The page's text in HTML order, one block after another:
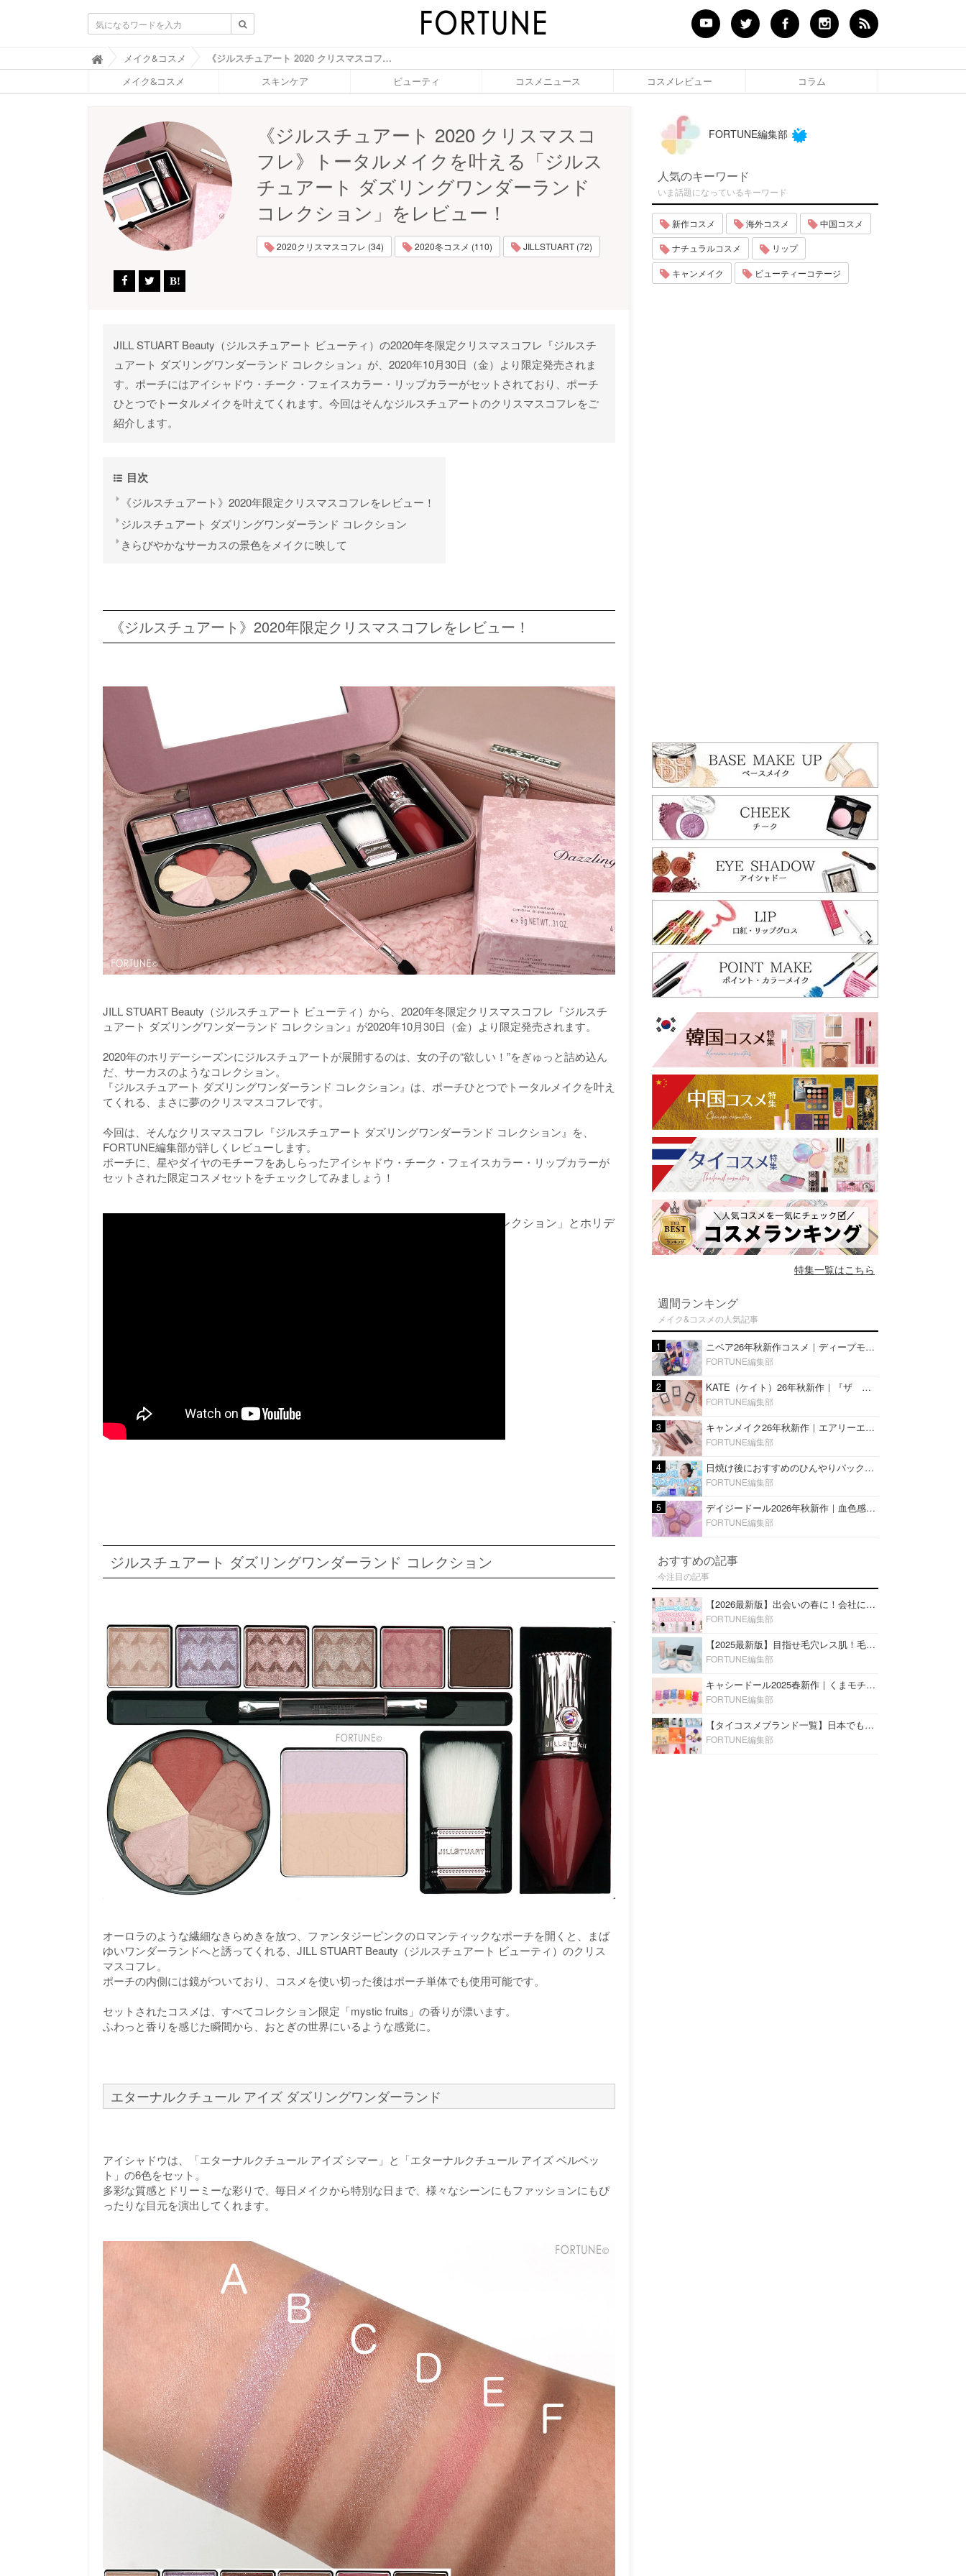
ふ
ぉ
ち
O
R
T
U
N
メイク&コスメ 《ジルスチュアート 2020 クリスマスコフレ》トータルメイクを叶える「ジルスチュアート ダズリングワンダーランド コレクション」をレビュー！ - ふぉーちゅん(FORTUNE)
メイク&コスメ スキンケア ビューティ コスメニュース コスメレビュー コラム
《ジルスチュアート 2020 クリスマスコ
フレ》トータルメイクを叶える「ジルス
チュアート ダズリングワンダーランド
コレクション」をレビュー！
2020クリスマスコフレ (34) 2020冬コスメ (110) JILLSTUART (72)
JILL STUART Beauty（ジルスチュアート ビューティ）の2020年冬限定クリスマスコフレ『ジルスチ
ュアート ダズリングワンダーランド コレクション』が、2020年10月30日（金）より限定発売されま
す。ポーチにはアイシャドウ・チーク・フェイスカラー・リップカラーがセットされており、ポーチ
ひとつでトータルメイクを叶えてくれます。今回はそんなジルスチュアートのクリスマスコフレをご
紹介します。
目次
《ジルスチュアート》2020年限定クリスマスコフレをレビュー！
ジルスチュアート ダズリングワンダーランド コレクション
きらびやかなサーカスの景色をメイクに映して
《ジルスチュアート》2020年限定クリスマスコフレをレビュー！
JILL STUART Beauty（ジルスチュアート ビューティ）から、2020年冬限定クリスマスコフレ『ジルスチ
ュアート ダズリングワンダーランド コレクション』が2020年10月30日（金）より限定発売されます。
2020年のホリデーシーズンにジルスチュアートが展開するのは、女の子の“欲しい！”をぎゅっと詰め込ん
だ、サーカスのようなコレクション。
『ジルスチュアート ダズリングワンダーランド コレクション』は、ポーチひとつでトータルメイクを叶え
てくれる、まさに夢のクリスマスコフレです。
今回は、そんなクリスマスコフレ『ジルスチュアート ダズリングワンダーランド コレクション』を、
FORTUNE編集部が詳しくレビューします。
ポーチに、星やダイヤのモチーフをあしらったアイシャドウ・チーク・フェイスカラー・リップカラーが
セットされた限定コスメセットをチェックしてみましょう！
《ジルスチュアート》2020クリスマスコフレ「ダズリングワンダーランド コレクション」とホリデ
ジルスチュアート ダズリングワンダーランド コレクション
オーロラのような繊細なきらめきを放つ、ファンタジーピンクのロマンティックなポーチを開くと、まば
ゆいワンダーランドへと誘ってくれる、JILL STUART Beauty（ジルスチュアート ビューティ）のクリス
マスコフレ。
ポーチの内側には鏡がついており、コスメを使い切った後はポーチ単体でも使用可能です。
セットされたコスメは、すべてコレクション限定「mystic fruits」の香りが漂います。
ふわっと香りを感じた瞬間から、おとぎの世界にいるような感覚に。
エターナルクチュール アイズ ダズリングワンダーランド
アイシャドウは、「エターナルクチュール アイズ シマー」と「エターナルクチュール アイズ ベルベッ
ト」の6色をセット。
多彩な質感とドリーミーな彩りで、毎日メイクから特別な日まで、様々なシーンにもファッションにもぴ
ったりな目元を演出してくれます。
FORTUNE編集部
人気のキーワード
いま話題になっているキーワード
新作コスメ 海外コスメ 中国コスメ
ナチュラルコスメ リップ
キャンメイク ビューティーコテージ
特集一覧はこちら
週間ランキング
メイク&コスメの人気記事
1 ニベア26年秋新作コスメ｜ディープモイスチャーリップの美容液タイプや2in1ボディクリームスクラブも
FORTUNE編集部
2 KATE（ケイト）26年秋新作｜『ザ アイカラー』に白みベージュ系淡色カラーが登場！新3色をレビュー
FORTUNE編集部
3 キャンメイク26年秋新作｜エアリーエクステンションライナー＆カールスナイパーマスカラ新色をレビュー
FORTUNE編集部
4 日焼け後におすすめのひんやりパック14選｜暑い夏にぴったりな冷凍／鎮静／うるおいチャージマスクを紹介
FORTUNE編集部
5 デイジードール2026年秋新作｜血色感が可愛い♡『パウダー ブラッシュ ブルーム』新3色をレビュー
FORTUNE編集部
おすすめの記事
今注目の記事
【2026最新版】出会いの春に！会社にもおすすめの好印象な香水14選♡ビジネスの場での香水マナーも
FORTUNE編集部
【2025最新版】目指せ毛穴レス肌！毛穴を埋めて隠す「おすすめ部分用下地＆プライマー」ランキング♡
FORTUNE編集部
キャシードール2025春新作｜くまモチーフのミニリップ「シャイニーベア リップモイスト」をレビュー♡
FORTUNE編集部
【タイコスメブランド一覧】日本でも人気沸騰中の“タイコスメ”ブランド20選！
FORTUNE編集部